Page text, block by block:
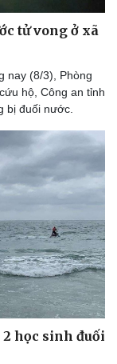
tử vong ở xã
nay (8/3), Phòng
hộ, Công an tỉnh
bị đuối nước.
học sinh đuối